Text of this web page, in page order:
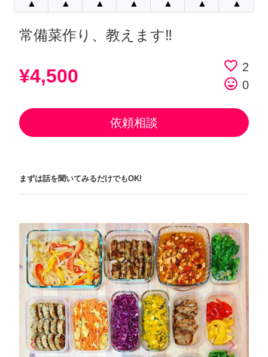
▲ ▲ ▲ ▲ ▲ ▲ ▲
常備菜作り、教えます‼
¥4,500 favorite_border 2
tag_faces 0
依頼相談
まずは話を聞いてみるだけでもOK!
arrow_back_iosPrevious arrow_forward_iosNext